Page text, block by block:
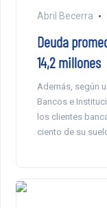
Abril Becerra
Deuda
14,2 millones
Además, según
Bancos e
los clientes
ciento de su